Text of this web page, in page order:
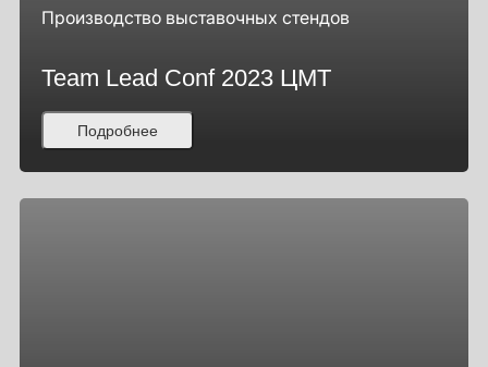
Производство выставочных стендов
Team Lead Conf 2023 ЦМТ
Подробнее